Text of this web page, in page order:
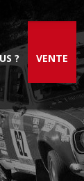
? VENTE